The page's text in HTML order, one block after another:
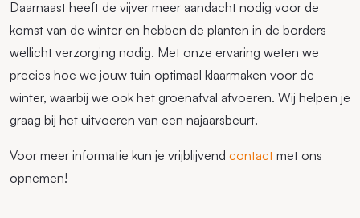
Daarnaast heeft de vijver meer aandacht nodig voor de
komst van de winter en hebben de planten in de borders
wellicht verzorging nodig. Met onze ervaring weten we
precies hoe we jouw tuin optimaal klaarmaken voor de
winter, waarbij we ook het groenafval afvoeren. Wij helpen je
graag bij het uitvoeren van een najaarsbeurt.
Voor meer informatie kun je vrijblijvend contact met ons
opnemen!